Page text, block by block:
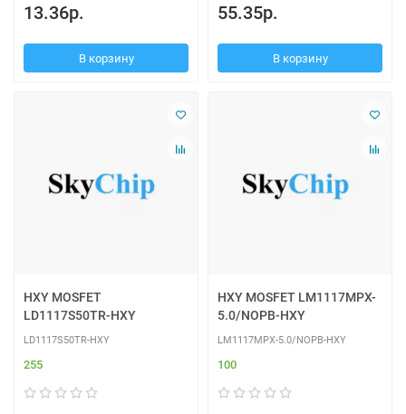
13.36р.
В корзину
55.35р.
В корзину
HXY MOSFET
LD1117S50TR-HXY
LD1117S50TR-HXY
255
HXY MOSFET LM1117MPX-
5.0/NOPB-HXY
LM1117MPX-5.0/NOPB-HXY
100